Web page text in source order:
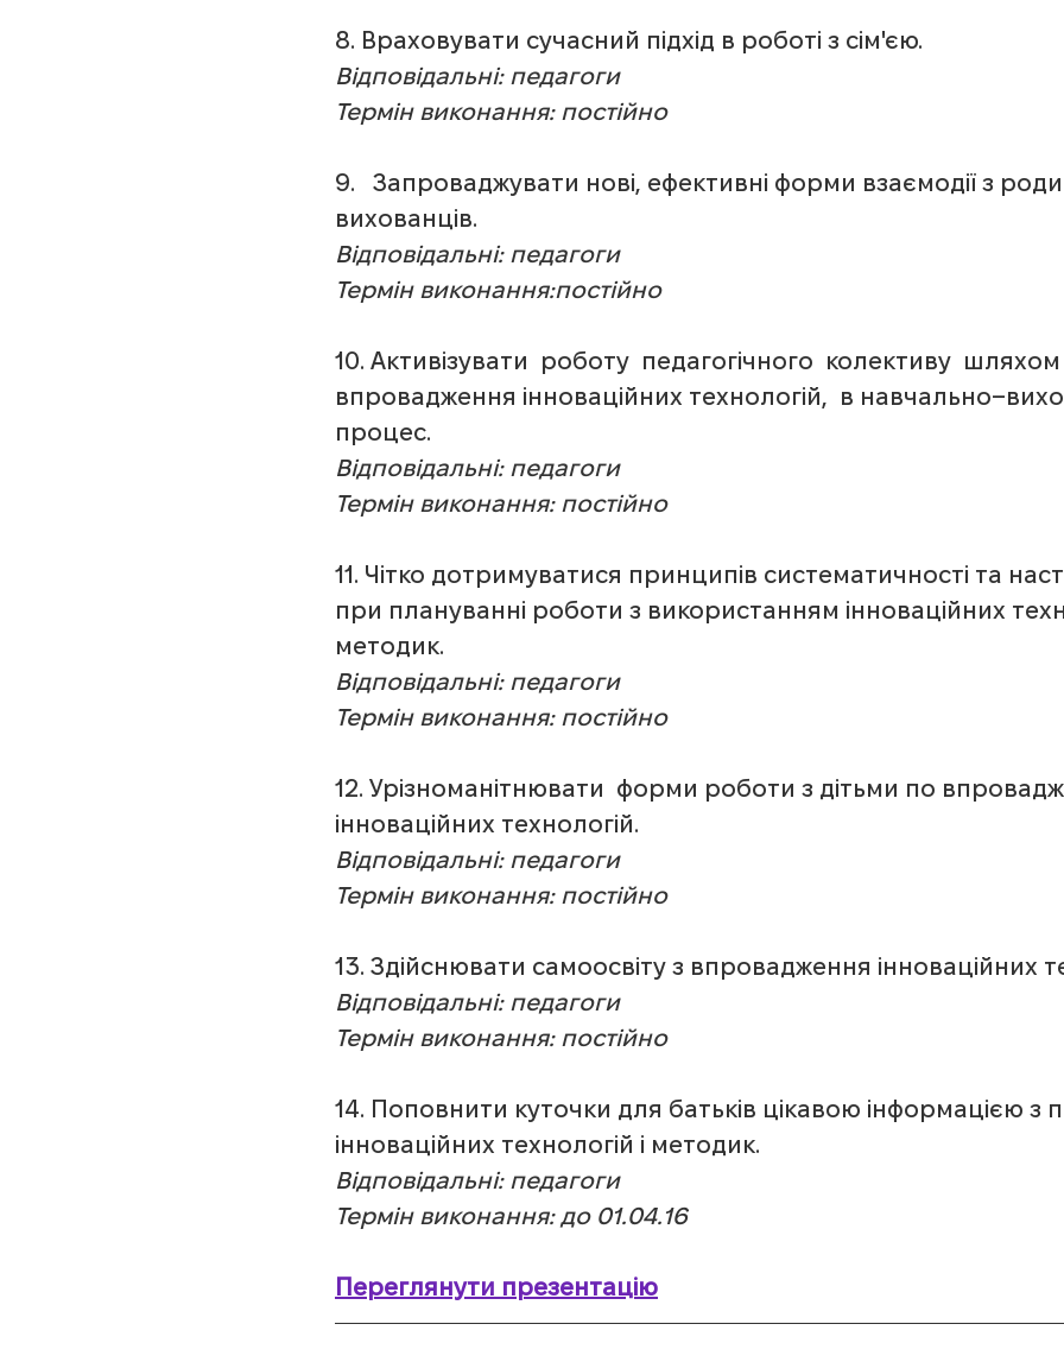
8. Враховувати сучасний підхід в роботі з сім'єю.
Відповідальні: педагоги
Термін виконання: постійно
9.   Запроваджувати нові, ефективні форми взаємодії з
вихованців.
Відповідальні: педагоги
Термін виконання:постійно
10. Активізувати  роботу  педагогічного  колективу  шляхом
впровадження інноваційних технологій,  в
процес.
Відповідальні: педагоги
Термін виконання: постійно
11. Чітко дотримуватися принципів систематичності та
при плануванні роботи з використанням інноваційних
методик.
Відповідальні: педагоги
Термін виконання: постійно
12. Урізноманітнювати  форми роботи з дітьми по
інноваційних технологій.
Відповідальні: педагоги
Термін виконання: постійно
13. Здійснювати самоосвіту з впровадження інноваційних
Відповідальні: педагоги
Термін виконання: постійно
14. Поповнити куточки для батьків цікавою інформацією з
інноваційних технологій і методик.
Відповідальні: педагоги
Термін виконання: до 01.04.16
Переглянути презентацію